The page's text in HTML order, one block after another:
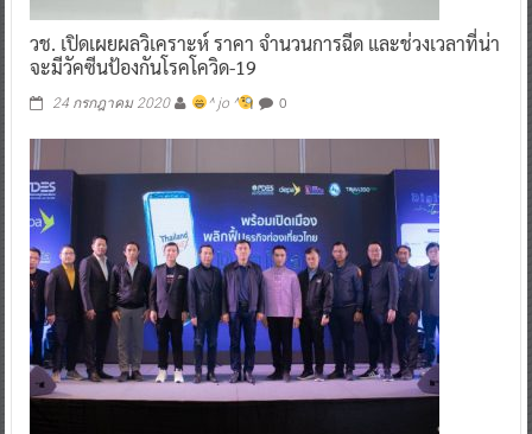
วช. เปิดเผยผลวิเคราะห์ ราคา จำนวนการฉีด และช่วงเวลาที่น่า
จะมีวัคซีนป้องกันโรคโควิด-19
24 กรกฎาคม 2020 ^ jo ^ 0